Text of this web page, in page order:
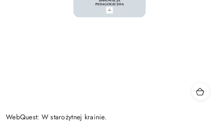
WebQuest: W starożytnej krainie.